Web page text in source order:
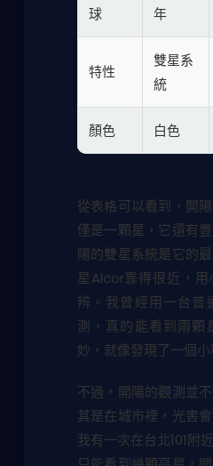
球
年
特性
雙星系
統
顏色 白色
從表格可以看到，開
僅是一顆星，它還有
陽的雙星系統是它的
星Alcor靠得很近，
辨。我曾經用一台普
測，真的能看到兩顆
妙，就像發現了一個小
不過，開陽的觀測並
其是在城市裡，光害
我有一次在台北101附